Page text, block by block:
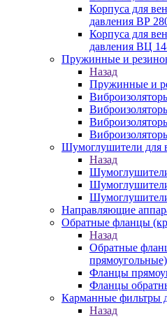
Корпуса для
давления ВР
Корпуса для
давления ВЦ
Пружинные и
Назад
Пружинные и
Шумоглушители для
Назад
Направляющие
Обратные фланцы
Назад
Обратные
прямоугольные)
Фланцы
Фланцы
Карманные фильтры
Назад